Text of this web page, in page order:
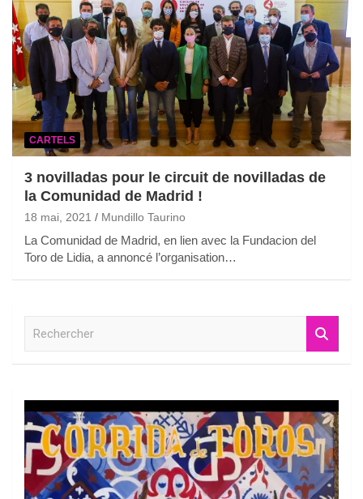
CARTELS
3 novilladas pour le circuit de novilladas de
la Comunidad de Madrid !
18 mai, 2021 Mundillo Taurino
La Comunidad de Madrid, en lien avec la Fundacion del
Toro de Lidia, a annoncé l’organisation…
r
c
h
e
r